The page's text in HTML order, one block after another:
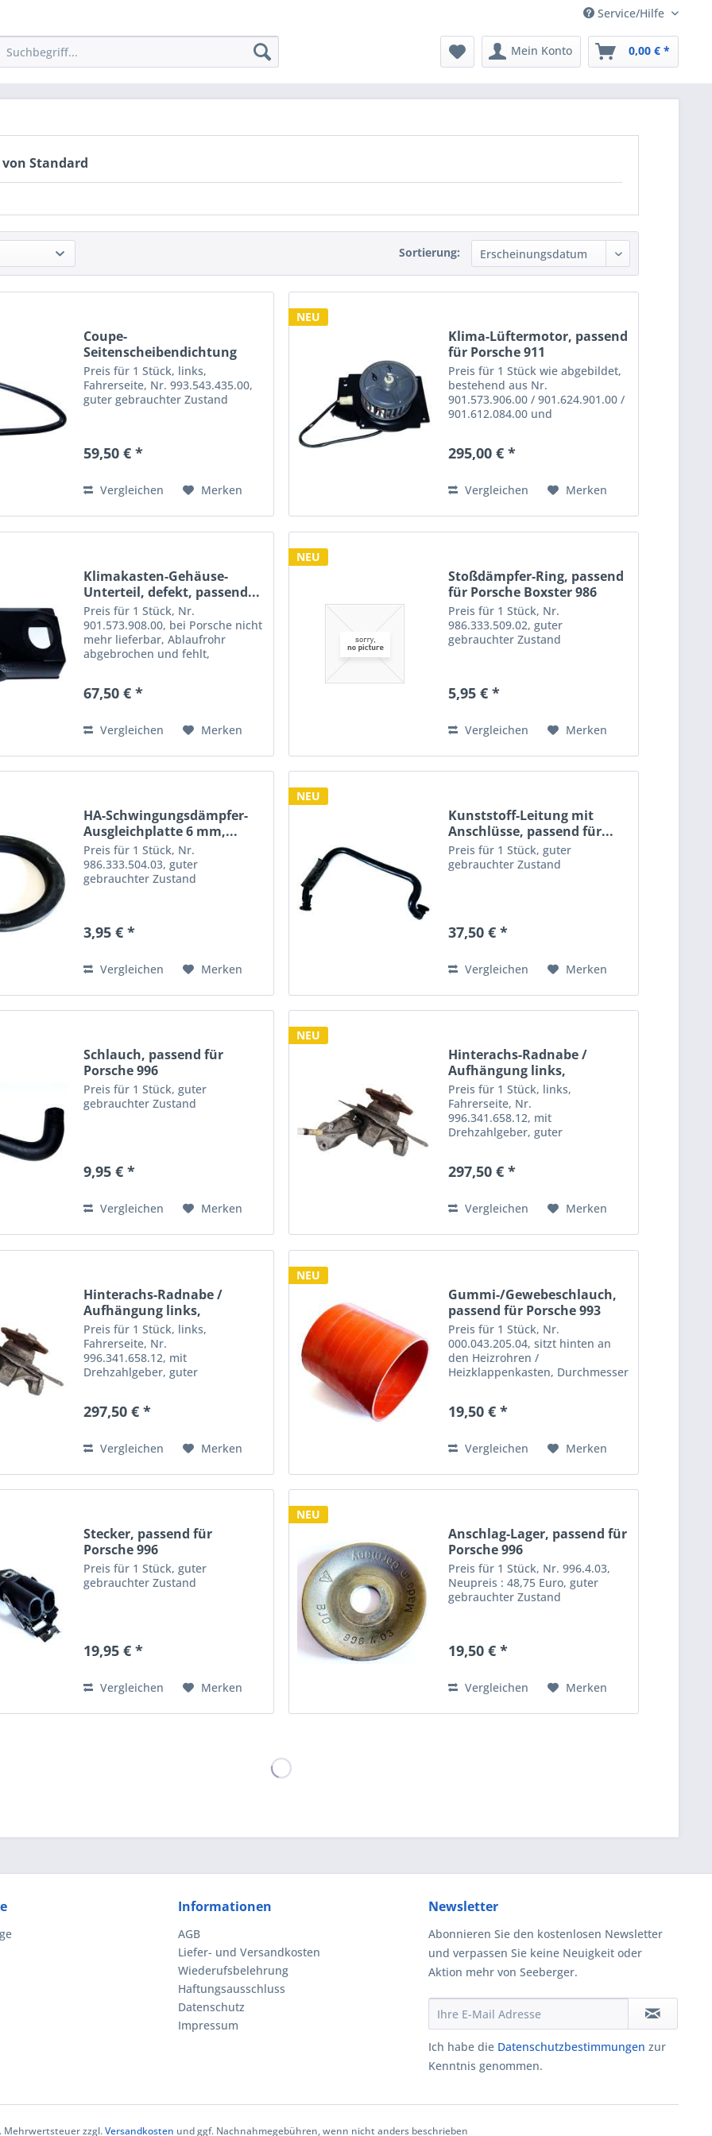
Service/Hilfe
Mein Konto 0,00 € *
Standard
Sortierung:
Coupe-
Seitenscheibendichtung
hinten links,...
Preis für 1 Stück, links,
Fahrerseite, Nr. 993.543.435.00,
guter gebrauchter Zustand
59,50 € *
Vergleichen Merken
NEU
Klima-Lüftermotor, passend
für Porsche 911
Preis für 1 Stück wie abgebildet,
bestehend aus Nr.
901.573.906.00 / 901.624.901.00 /
901.612.084.00 und
295,00 € *
Vergleichen Merken
Klimakasten-Gehäuse-
Unterteil, defekt, passend...
Preis für 1 Stück, Nr.
901.573.908.00, bei Porsche nicht
mehr lieferbar, Ablaufrohr
abgebrochen und fehlt,
defekte Ware ist vom Umtausch
67,50 € *
Vergleichen Merken
NEU
Stoßdämpfer-Ring, passend
für Porsche Boxster 986
Preis für 1 Stück, Nr.
986.333.509.02, guter
gebrauchter Zustand
5,95 € *
Vergleichen Merken
HA-Schwingungsdämpfer-
Ausgleichplatte 6 mm,...
Preis für 1 Stück, Nr.
986.333.504.03, guter
gebrauchter Zustand
3,95 € *
Vergleichen Merken
NEU
Kunststoff-Leitung mit
Anschlüsse, passend für...
Preis für 1 Stück, guter
gebrauchter Zustand
37,50 € *
Vergleichen Merken
Schlauch, passend für
Porsche 996
Preis für 1 Stück, guter
gebrauchter Zustand
9,95 € *
Vergleichen Merken
NEU
Hinterachs-Radnabe /
Aufhängung links,
passend...
Preis für 1 Stück, links,
Fahrerseite, Nr.
996.341.658.12, mit
Drehzahlgeber, guter
297,50 € *
Vergleichen Merken
Hinterachs-Radnabe /
Aufhängung links,
passend...
Preis für 1 Stück, links,
Fahrerseite, Nr.
996.341.658.12, mit
Drehzahlgeber, guter
297,50 € *
Vergleichen Merken
NEU
Gummi-/Gewebeschlauch,
passend für Porsche 993
Preis für 1 Stück, Nr.
000.043.205.04, sitzt hinten an
den Heizrohren /
Heizklappenkasten, Durchmesser
erhältlich, guter gebrauchter
19,50 € *
Vergleichen Merken
Stecker, passend für
Porsche 996
Preis für 1 Stück, guter
gebrauchter Zustand
19,95 € *
Vergleichen Merken
NEU
Anschlag-Lager, passend für
Porsche 996
Preis für 1 Stück, Nr. 996.4.03,
Neupreis : 48,75 Euro, guter
gebrauchter Zustand
19,50 € *
Vergleichen Merken
Informationen
AGB
Liefer- und Versandkosten
Wiederufsbelehrung
Haftungsausschluss
Datenschutz
Impressum
Newsletter
Abonnieren Sie den kostenlosen Newsletter
und verpassen Sie keine Neuigkeit oder
Aktion mehr von Seeberger.
Ich habe die Datenschutzbestimmungen zur
Kenntnis genommen.
Mehrwertsteuer zzgl.Versandkosten und ggf. Nachnahmegebühren, wenn nicht anders beschrieben